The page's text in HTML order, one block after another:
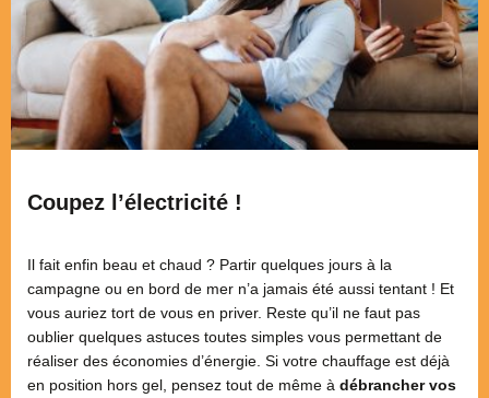
Coupez l’électricité !
Il fait enfin beau et chaud ? Partir quelques jours à la
campagne ou en bord de mer n’a jamais été aussi tentant ! Et
vous auriez tort de vous en priver. Reste qu’il ne faut pas
oublier quelques astuces toutes simples vous permettant de
réaliser des économies d’énergie. Si votre chauffage est déjà
en position hors gel, pensez tout de même à débrancher vos